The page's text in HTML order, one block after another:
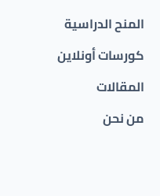
المنح الدراسية
كورسات أونلاين
المقالات
من نحن